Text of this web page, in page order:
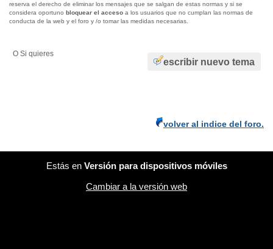
reserva el derecho de eliminar los mensajes que se salgan de estas normas y si se
considera oportuno bloquear el acceso a los usuarios que no cumplan las normas de
conducta de la web y el foro y /o tomar las medidas necesarias.
escribir nuevo tema
O Si quieres
volver al indice del foro.
Estás en Versión para dispositivos móviles
Cambiar a la versión web